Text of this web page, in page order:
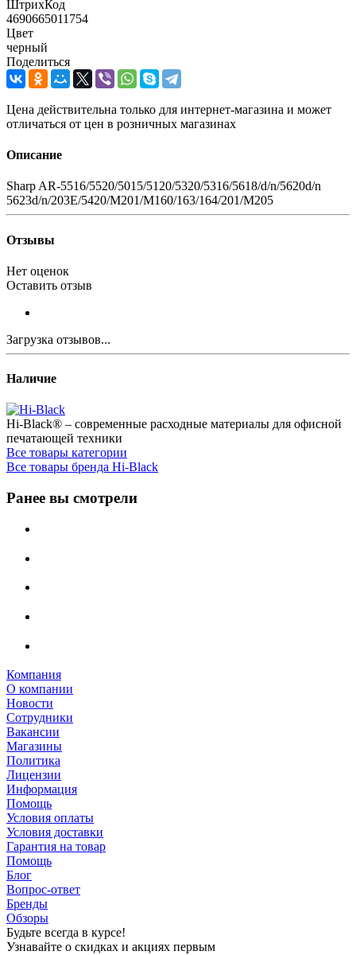
ШтрихКод
4690665011754
Цвет
черный
Поделиться
Цена действительна только для интернет-магазина и может
отличаться от цен в розничных магазинах
Описание
Sharp AR-5516/5520/5015/5120/5320/5316/5618/d/n/5620d/n
5623d/n/203E/5420/M201/M160/163/164/201/M205
Отзывы
Нет оценок
Оставить отзыв
Загрузка отзывов...
Наличие
Hi-Black® – современные расходные материалы для офисной
печатающей техники
Все товары категории
Все товары бренда Hi-Black
Ранее вы смотрели
Компания
О компании
Новости
Сотрудники
Вакансии
Магазины
Политика
Лицензии
Информация
Помощь
Условия оплаты
Условия доставки
Гарантия на товар
Помощь
Блог
Вопрос-ответ
Бренды
Обзоры
Будьте всегда в курсе!
Узнавайте о скидках и акциях первым